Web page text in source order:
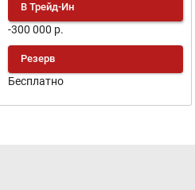
В Трейд-Ин
-300 000 р.
Резерв
Бесплатно